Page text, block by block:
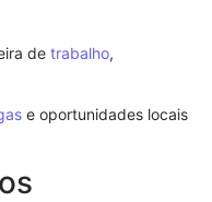
de trabalho,
e oportunidades locais